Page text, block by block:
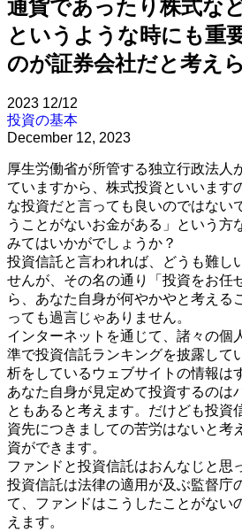
通貨であったり株式な
というような時にも重
のが証券会社だと考え
2023 12/12
投資の基本
December 12, 2023
厚生労働省が所管する独立行政法人
ていますから、株式投資といいます
な投資だと言っても良いのではない
うことがないお金がある」という方
みてはいかがでしょうか？
投資信託と言われれば、どうも難し
せんが、その名の通り「投資をお任
ら、あなた自身が何やかやと考える
っても過言じゃありません。
インターネットを通じて、諸々の個
準で投資信託ランキングを披露して
析をしているウェブサイトの情報は
あなた自身が見定めて投資するのは
ともあると考えます。だけども投資
資先につきましての苦労はないと考
資ができます。
ファンドと投資信託はおんなじと思
投資信託は法律の適用が及ぶ監督庁
て、ファンドはこうしたことがない
えます。